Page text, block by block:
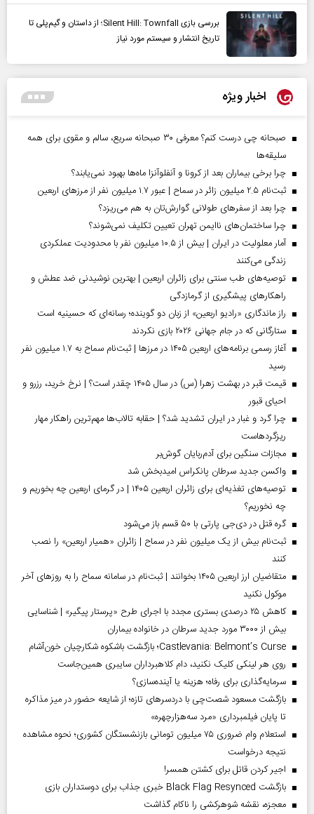
بررسی بازی Silent Hill: Townfall؛ از داستان و گیم‌پلی تا
تاریخ انتشار و سیستم مورد نیاز
اخبار ویژه
صبحانه چی درست کنم؟ معرفی ۳۰ صبحانه سریع، سالم و مقوی برای همه
سلیقه‌ها
چرا برخی بیماران بعد از کرونا و آنفلوآنزا ماه‌ها بهبود نمی‌یابند؟
ثبت‌نام ۲.۵ میلیون زائر در سماح | عبور ۱.۷ میلیون نفر از مرز‌های اربعین
چرا بعد از سفرهای طولانی گوارش‌تان به هم می‌ریزد؟
چرا ساختمان‌های ناایمن تهران تعیین تکلیف نمی‌شوند؟
آمار معلولیت در ایران | بیش از ۱۰.۵ میلیون نفر با محدودیت عملکردی
زندگی می‌کنند
توصیه‌های طب سنتی برای زائران اربعین | بهترین نوشیدنی ضد عطش و
راهکارهای پیشگیری از گرمازدگی
راز ماندگاری «رادیو اربعین» از زبان دو گوینده؛ رسانه‌ای که حسینیه است
ستارگانی که در جام جهانی ۲۰۲۶ بازی نکردند
آغاز رسمی برنامه‌های اربعین ۱۴۰۵ در مرز‌ها | ثبت‌نام سماح به ۱.۷ میلیون نفر
رسید
قیمت قبر در بهشت زهرا (س) در سال ۱۴۰۵ چقدر است؟ | نرخ خرید، رزرو و
احیای قبور
چرا گرد و غبار در ایران تشدید شد؟ | حقابه تالاب‌ها مهم‌ترین راهکار مهار
ریزگردهاست
مجازات سنگین برای آدم‌ربایان گوش‌بر
واکسن جدید سرطان پانکراس امیدبخش شد
توصیه‌های تغذیه‌ای برای زائران اربعین ۱۴۰۵ | در گرمای اربعین چه بخوریم و
چه نخوریم؟
گره قتل در دی‌جی پارتی با ۵۰ قسم باز می‌شود
ثبت‌نام بیش از یک میلیون نفر در سماح | زائران «همیار اربعین» را نصب
کنند
متقاضیان ارز اربعین ۱۴۰۵ بخوانند | ثبت‌نام در سامانه سماح را به روز‌های آخر
موکول نکنید
کاهش ۲۵ درصدی بستری مجدد با اجرای طرح «پرستار پیگیر» | شناسایی
بیش از ۳۰۰۰ مورد جدید سرطان در خانواده بیماران
Castlevania: Belmont’s Curse؛ بازگشت باشکوه شکارچیان خون‌آشام
روی هر لینکی کلیک نکنید، دام کلاهبرداران سایبری همین‌جاست
سرمایه‌گذاری برای رفاه؛ هزینه یا آینده‌سازی؟
بازگشت مسعود شصت‌چی با دردسر‌های تازه؛ از شایعه حضور در میز مذاکره
تا پایان فیلمبرداری «مرد سه‌هزارچهره»
استعلام وام ضروری ۷۵ میلیون تومانی بازنشستگان کشوری؛ نحوه مشاهده
نتیجه درخواست
اجیر کردن قاتل برای کشتن همسر!
بازگشت Black Flag Resynced خبری جذاب برای دوستداران بازی
معجزه، نقشه شوهرکشی را ناکام گذاشت